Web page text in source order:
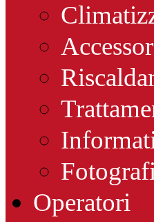
Operatori